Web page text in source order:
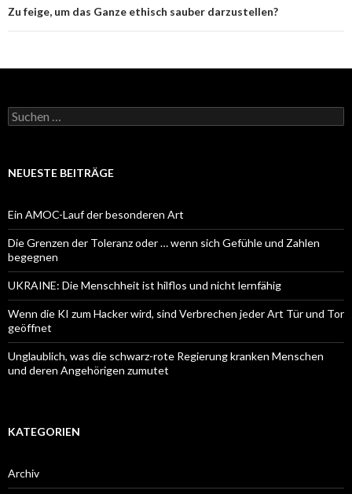
Zu feige, um das Ganze ethisch sauber darzustellen?
Suchen
nach:
NEUESTE BEITRÄGE
Ein AMOC-Lauf der besonderen Art
Die Grenzen der Toleranz oder … wenn sich Gefühle und Zahlen
begegnen
UKRAINE: Die Menschheit ist hilflos und nicht lernfähig
Wenn die KI zum Hacker wird, sind Verbrechen jeder Art Tür und Tor
geöffnet
Unglaublich, was die schwarz-rote Regierung kranken Menschen
und deren Angehörigen zumutet
KATEGORIEN
Archiv